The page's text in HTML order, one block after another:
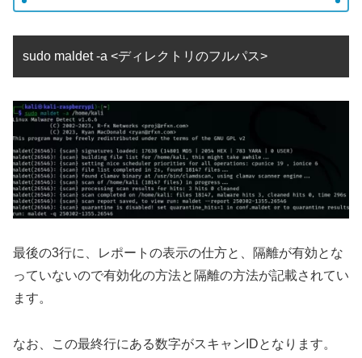
sudo maldet -a <ディレクトリのフルパス>
最後の3行に、レポートの表示の仕方と、隔離が有効とな
っていないので有効化の方法と隔離の方法が記載されてい
ます。
なお、この最終行にある数字がスキャンIDとなります。